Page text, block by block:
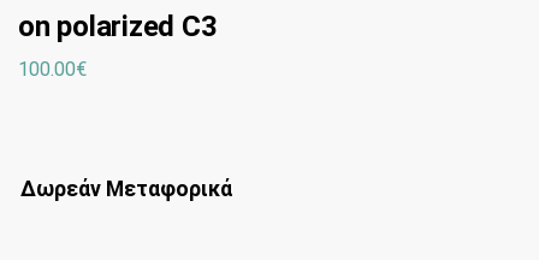
on polarized C3
100.00€
Δωρεάν Μεταφορικά